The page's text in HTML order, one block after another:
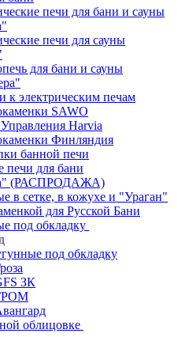
печи для бани и сауны
печи для сауны
для бани и сауны
к электрическим печам
SAWO
Harvia
Финляндия
банной печи
печи для бани
(РАСПРОДАЖА)
в сетке, в кожухе и "Ураган"
для Русской Бани
под обкладку
под обкладку
ЗК
облицовке